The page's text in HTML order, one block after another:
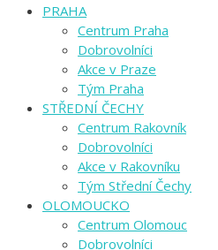
PRAHA
Centrum Praha
Dobrovolníci
Akce v Praze
Tým Praha
STŘEDNÍ ČECHY
Centrum Rakovník
Dobrovolníci
Akce v Rakovníku
Tým Střední Čechy
OLOMOUCKO
Centrum Olomouc
Dobrovolníci